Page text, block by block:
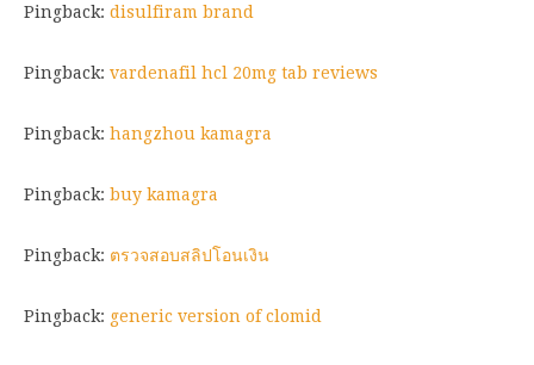
Pingback: disulfiram brand
Pingback: vardenafil hcl 20mg tab reviews
Pingback: hangzhou kamagra
Pingback: buy kamagra
Pingback: ตรวจสอบสลิปโอนเงิน
Pingback: generic version of clomid